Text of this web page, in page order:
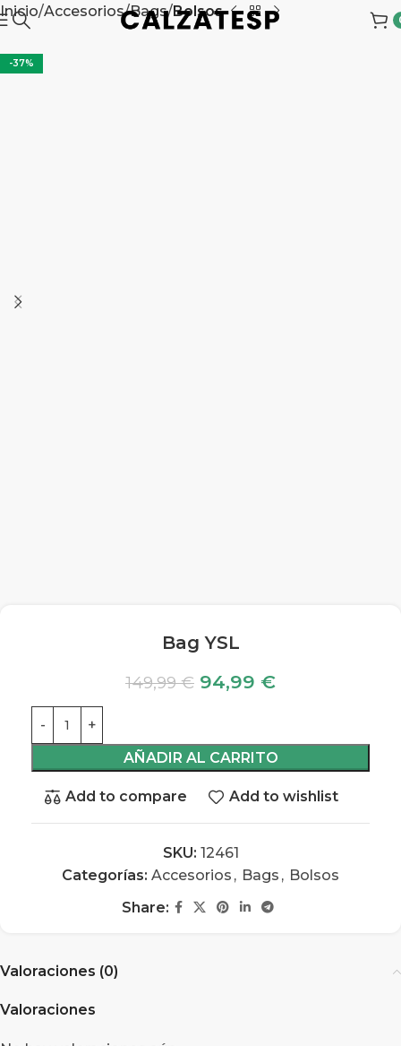
Inicio Accesorios Bags Bolsos
-37%
Bag YSL
149,99€ 94,99 €
AÑADIR AL CARRITO
Add to compare Add to wishlist
SKU: 12461
Categorías: Accesorios , Bags , Bolsos
Share:
Valoraciones (0)
Valoraciones